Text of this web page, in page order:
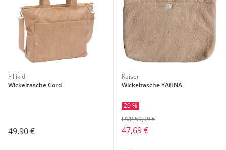
Fillikid
Wickeltasche Cord
49,90 €
Kaiser
Wickeltasche YAHNA
20 %
47,69 €
UVP 59,99 €